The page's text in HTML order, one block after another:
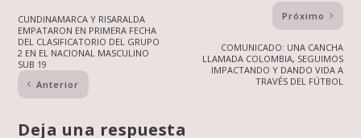
CUNDINAMARCA Y RISARALDA
EMPATARON EN PRIMERA FECHA
DEL CLASIFICATORIO DEL GRUPO
2 EN EL NACIONAL MASCULINO
SUB 19
Anterior
Próximo
COMUNICADO: UNA CANCHA
LLAMADA COLOMBIA, SEGUIMOS
IMPACTANDO Y DANDO VIDA A
TRAVÉS DEL FÚTBOL
Deja una respuesta